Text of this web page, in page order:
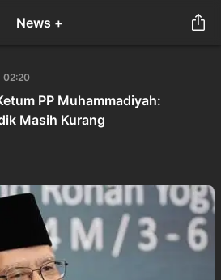
News +
02:20
PP Muhammadiyah:
Masih Kurang